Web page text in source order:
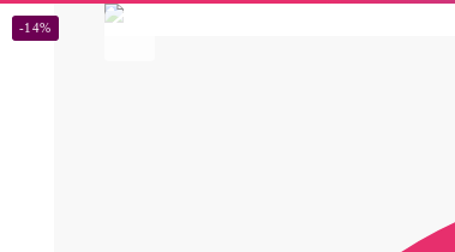
-14%